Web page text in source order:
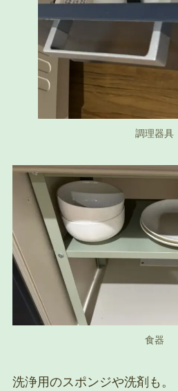
調理器具
食器
洗浄用のスポンジや洗剤も。